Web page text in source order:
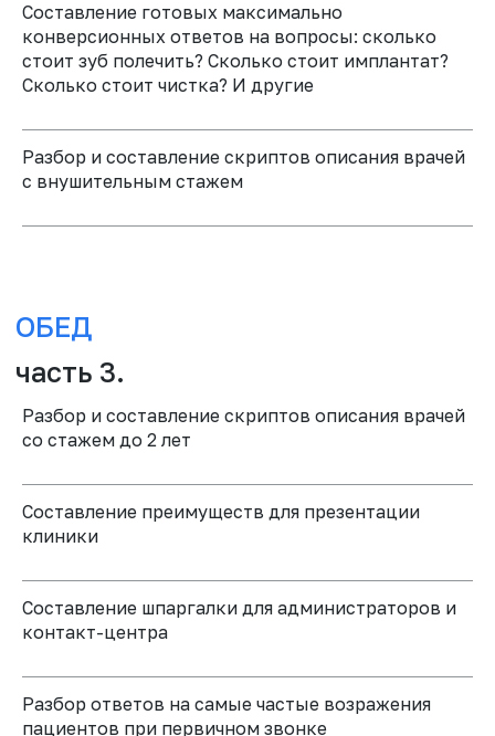
Составление готовых максимально
конверсионных ответов на вопросы: сколько
стоит зуб полечить? Сколько стоит имплантат?
Сколько стоит чистка? И другие
Разбор и составление скриптов описания врачей
с внушительным стажем
Разбор и составление скриптов описания врачей
со стажем до 2 лет
Составление преимуществ для презентации
клиники
Составление шпаргалки для администраторов и
контакт-центра
Разбор ответов на самые частые возражения
пациентов при первичном звонке
КОФЕ-БРЕЙК
ПЕРЕРЫВ
часть 6.